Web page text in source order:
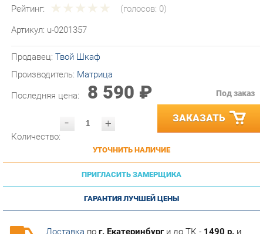
Артикул: u-0201357
Продавец:
Производитель:Матрица
Последняя цена:
8 590 ₽
- + ЗАКАЗАТЬ
УТОЧНИТЬ НАЛИЧИЕ
ПРИГЛАСИТЬ ЗАМЕРЩИКА
ГАРАНТИЯ ЛУЧШЕЙ ЦЕНЫ
по г. Екатеринбурги до ТК -
бесплатна при заказе от30000 р.